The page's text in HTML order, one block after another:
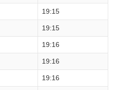
19:15
19:15
19:16
19:16
19:16